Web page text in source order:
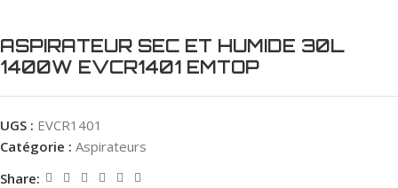
ASPIRATEUR SEC ET HUMIDE 30L
1400W EVCR1401 EMTOP
UGS : EVCR1401
Catégorie : Aspirateurs
Share: